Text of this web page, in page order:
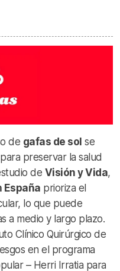
de gafas de sol se
preservar la salud
de Visión y Vida,
España prioriza el
lo que puede
a medio y largo plazo.
Clínico Quirúrgico de
en el programa
– Herri Irratia para